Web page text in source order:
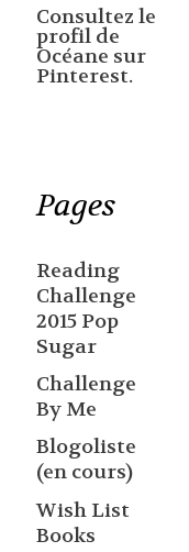
Consultez le
profil de
Océane sur
Pinterest.
Pages
Reading
Challenge
2015 Pop
Sugar
Challenge
By Me
Blogoliste
(en cours)
Wish List
Books